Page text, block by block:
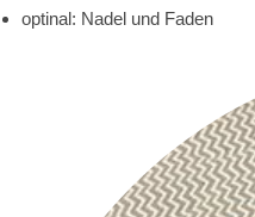
optinal: Nadel und Faden